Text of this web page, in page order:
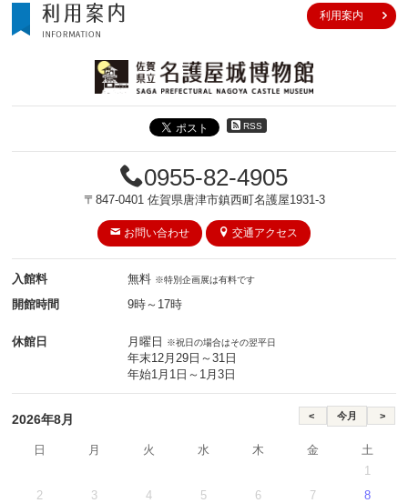
利用案内
RSS
0955-82-4905
〒847-0401 佐賀県唐津市鎮西町名護屋1931-3
お問い合わせ 交通アクセス
入館料 無料 ※特別企画展は有料です
開館時間 9時～17時
休館日 月曜日 ※祝日の場合はその翌平日
年末12月29日～31日
年始1月1日～1月3日
2026年8月
日 月 火 水 木 金
土
1
2
3 4 5 6 7
8